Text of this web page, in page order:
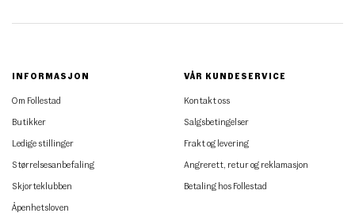
INFORMASJON
Om Follestad
Butikker
Ledige stillinger
Størrelsesanbefaling
Skjorteklubben
Åpenhetsloven
VÅR KUNDESERVICE
Kontakt oss
Salgsbetingelser
Frakt og levering
Angrerett, retur og reklamasjon
Betaling hos Follestad